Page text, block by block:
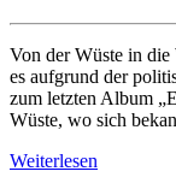
Von der Wüste in die
es aufgrund der
zum letzten Album
Wüste, wo sich
Weiterlesen